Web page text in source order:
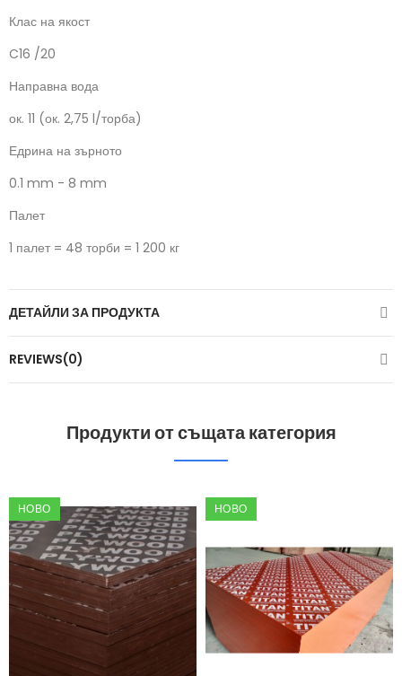
Клас на якост
C16 /20
Направна вода
ок. 11 (ок. 2,75 l/торба)
Едрина на зърното
0.1 mm - 8 mm
Палет
1 палет = 48 торби = 1 200 кг
ДЕТАЙЛИ ЗА ПРОДУКТА
REVIEWS(0)
Продукти от същата категория
НОВО НОВО